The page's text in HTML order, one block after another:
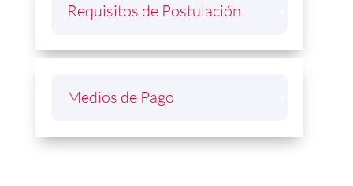
Requisitos de Postulación
Medios de Pago